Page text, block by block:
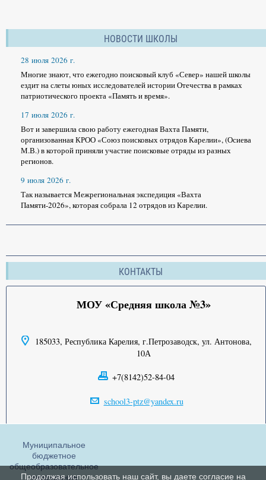
НОВОСТИ ШКОЛЫ
28 июля 2026 г.
Многие знают, что ежегодно поисковый клуб «Север» нашей школы
ездит на слеты юных исследователей истории Отечества в рамках
патриотического проекта «Память и время».
17 июля 2026 г.
Вот и завершила свою работу ежегодная Вахта Памяти,
организованная КРОО «Союз поисковых отрядов Карелии», (Осиева
М.В.) в которой приняли участие поисковые отряды из разных
регионов.
9 июля 2026 г.
Так называется Межрегиональная экспедиция «Вахта
Памяти-2026», которая собрала 12 отрядов из Карелии.
КОНТАКТЫ
МОУ «Средняя школа №3»
185033, Республика Карелия, г.Петрозаводск, ул. Антонова,
10А
+7(8142)52-84-04
school3-ptz@yandex.ru
Муниципальное
бюджетное
общеобразовательное
учреждение
Продолжая использовать наш сайт, вы даете согласие на